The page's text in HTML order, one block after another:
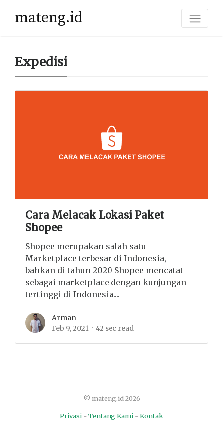
mateng.id
Expedisi
Cara Melacak Lokasi Paket
Shopee
Shopee merupakan salah satu
Marketplace terbesar di Indonesia,
bahkan di tahun 2020 Shopee mencatat
sebagai marketplace dengan kunjungan
tertinggi di Indonesia....
Arman
Feb 9, 2021
42 sec read
© mateng.id 2026
Privasi -Tentang Kami -Kontak